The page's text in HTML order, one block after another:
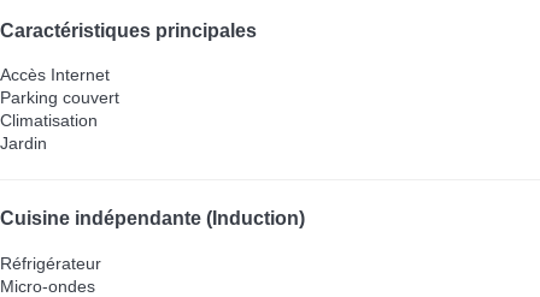
Caractéristiques principales
Accès Internet
Parking couvert
Climatisation
Jardin
Cuisine indépendante (Induction)
Réfrigérateur
Micro-ondes